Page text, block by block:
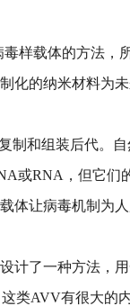
毒样载体的方法，
化的纳米材料为
制和组装后代。
或RNA，但它们
体让病毒机制为
计了一种方法，
类AVV有很大的